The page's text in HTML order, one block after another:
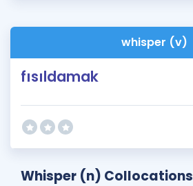
İngilizce Gramer
whisper (v)
fısıldamak
Whisper (n) Collocations